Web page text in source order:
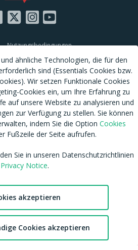
Favoriten
Nutzungsbedingungen
Datenschutzhinweis
Cookies verwalten
CSAM Policy
NCC Policy
EU DSA
Leitlinien zu unserem Empfehlungssystem
Accessibility
Presse
Feedback
© Copyright 2026 Aylo Social Ltd |
S.à.r.l.
ähnliche Technologien, die für den
sind (Essentials Cookies bzw.
Wir setzen Funktionale Cookies
Cookies ein, um Ihre Erfahrung zu
auf unsere Website zu analysieren und
zur Verfügung zu stellen. Sie können
indem Sie die Option Cookies
Fußzeile der Seite aufrufen.
Sie in unseren Datenschutzrichtlinien
Privacy Notice.
akzeptieren
Cookies akzeptieren